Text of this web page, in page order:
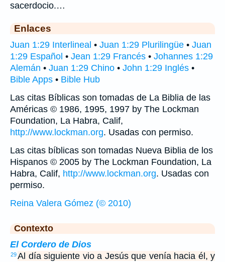
sacerdocio.…
Enlaces
Juan 1:29 Interlineal • Juan 1:29 Plurilingüe • Juan
1:29 Español • Jean 1:29 Francés • Johannes 1:29
Alemán • Juan 1:29 Chino • John 1:29 Inglés •
Bible Apps • Bible Hub
Las citas Bíblicas son tomadas de La Biblia de las
Américas © 1986, 1995, 1997 by The Lockman
Foundation, La Habra, Calif,
http://www.lockman.org. Usadas con permiso.
Las citas bíblicas son tomadas Nueva Biblia de los
Hispanos © 2005 by The Lockman Foundation, La
Habra, Calif, http://www.lockman.org. Usadas con
permiso.
Reina Valera Gómez (© 2010)
Contexto
El Cordero de Dios
29Al día siguiente vio a Jesús que venía hacia él, y